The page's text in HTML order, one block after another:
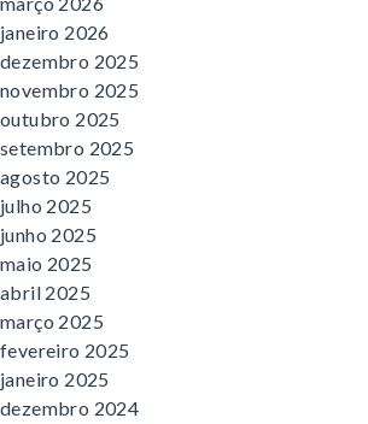
janeiro 2026
dezembro 2025
novembro 2025
outubro 2025
setembro 2025
agosto 2025
julho 2025
junho 2025
maio 2025
abril 2025
março 2025
fevereiro 2025
janeiro 2025
dezembro 2024